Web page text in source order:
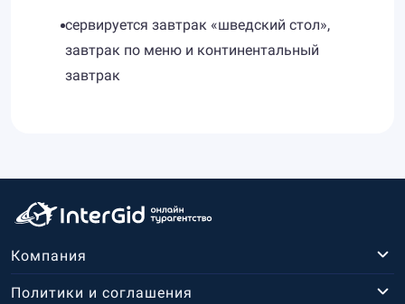
сервируется завтрак «шведский стол»,
завтрак по меню и континентальный
завтрак
Компания
Политики и соглашения